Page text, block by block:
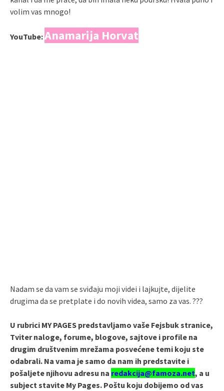
volim vas mnogo!
YouTube:Anamarija Horvat
Nadam se da vam se sviđaju moji videi i lajkujte, dijelite
drugima da se pretplate i do novih videa, samo za vas. ???
U rubrici MY PAGES predstavljamo vaše Fejsbuk stranice,
Tviter naloge, forume, blogove, sajtove i profile na
drugim društvenim mrežama posvećene temi koju ste
odabrali. Na vama je samo da nam ih predstavite i
pošaljete njihovu adresu na redakcija@famoza.net, a u
subject stavite My Pages. Poštu koju dobijemo od vas